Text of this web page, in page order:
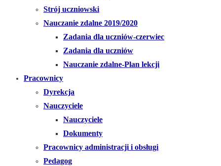
Strój uczniowski
Nauczanie zdalne 2019/2020
Zadania dla uczniów-czerwiec
Zadania dla uczniów
Nauczanie zdalne-Plan lekcji
Pracownicy
Dyrekcja
Nauczyciele
Nauczyciele
Dokumenty
Pracownicy administracji i obsługi
Pedagog